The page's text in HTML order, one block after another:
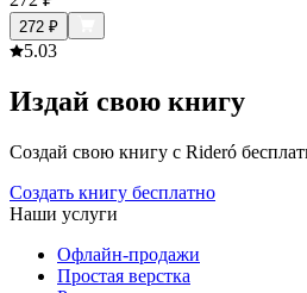
272 ₽
5.03
Издай свою книгу
Создай свою книгу с Rideró
Создать книгу бесплатно
Наши услуги
Офлайн-продажи
Простая верстка